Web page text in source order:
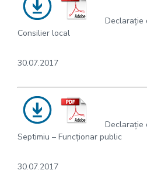
Declarație
Consilier local
30.07.2017
Declarație
Septimiu – Funcționar public
30.07.2017